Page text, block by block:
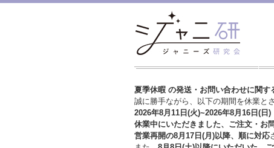
夏季休暇 の発送・お問い合わせに関す
誠に勝手ながら、以下の期間を休業と
2026年8月11日(火)~2026年8月16日(日)
休業中にいただきました、ご注文・お
営業再開の8月17日(月)以降、順に対応